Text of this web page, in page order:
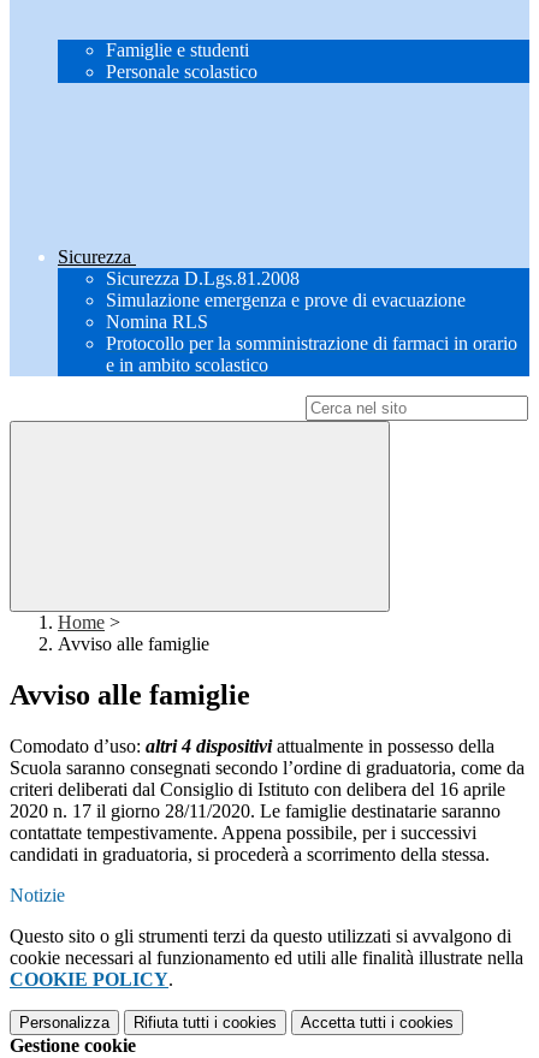
Famiglie e studenti
Personale scolastico
Sicurezza
Sicurezza D.Lgs.81.2008
Simulazione emergenza e prove di evacuazione
Nomina RLS
Protocollo per la somministrazione di farmaci in orario
e in ambito scolastico
Home >
Avviso alle famiglie
Avviso alle famiglie
Comodato d’uso: altri 4 dispositiviattualmente in possesso della
Scuola saranno consegnati secondo l’ordine di graduatoria, come da
criteri deliberati dal Consiglio di Istituto con delibera del 16 aprile
2020 n. 17 il giorno 28/11/2020. Le famiglie destinatarie saranno
contattate tempestivamente. Appena possibile, per i successivi
candidati in graduatoria, si procederà a scorrimento della stessa.
Notizie
Questo sito o gli strumenti terzi da questo utilizzati si avvalgono di
cookie necessari al funzionamento ed utili alle finalità illustrate nella
COOKIE POLICY.
Personalizza Rifiuta tutti i cookies Accetta tutti i cookies
Gestione cookie